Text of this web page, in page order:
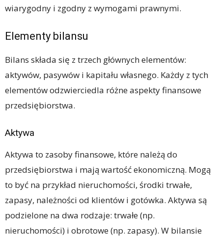
wiarygodny i zgodny z wymogami prawnymi.
Elementy bilansu
Bilans składa się z trzech głównych elementów:
aktywów, pasywów i kapitału własnego. Każdy z tych
elementów odzwierciedla różne aspekty finansowe
przedsiębiorstwa.
Aktywa
Aktywa to zasoby finansowe, które należą do
przedsiębiorstwa i mają wartość ekonomiczną. Mogą
to być na przykład nieruchomości, środki trwałe,
zapasy, należności od klientów i gotówka. Aktywa są
podzielone na dwa rodzaje: trwałe (np.
nieruchomości) i obrotowe (np. zapasy). W bilansie